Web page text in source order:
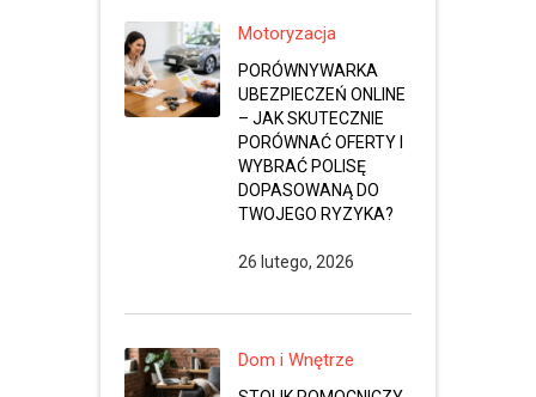
Motoryzacja
PORÓWNYWARKA
UBEZPIECZEŃ ONLINE
– JAK SKUTECZNIE
PORÓWNAĆ OFERTY I
WYBRAĆ POLISĘ
DOPASOWANĄ DO
TWOJEGO RYZYKA?
26 lutego, 2026
Dom i Wnętrze